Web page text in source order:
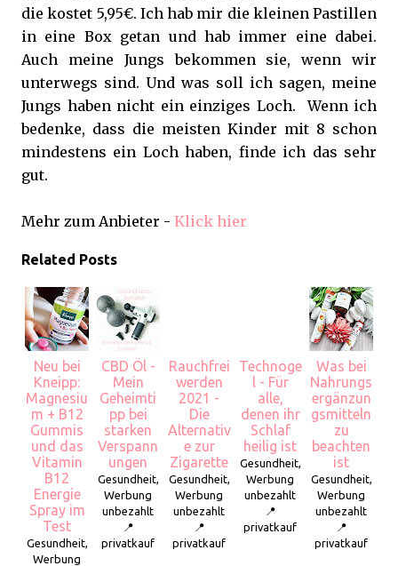
die kostet 5,95€. Ich hab mir die kleinen Pastillen
in eine Box getan und hab immer eine dabei.
Auch meine Jungs bekommen sie, wenn wir
unterwegs sind. Und was soll ich sagen, meine
Jungs haben nicht ein einziges Loch. Wenn ich
bedenke, dass die meisten Kinder mit 8 schon
mindestens ein Loch haben, finde ich das sehr
gut.
Mehr zum Anbieter - Klick hier
Related Posts
Neu bei
Kneipp:
Magnesiu
m + B12
Gummis
und das
Vitamin
B12
Energie
Spray im
Test
Gesundheit,
Werbung
CBD Öl -
Mein
Geheimti
pp bei
starken
Verspann
ungen
Gesundheit,
Werbung
unbezahlt
📍
privatkauf
Rauchfrei
werden
2021 -
Die
Alternativ
e zur
Zigarette
Gesundheit,
Werbung
unbezahlt
📍
privatkauf
Technoge
l - Für
alle,
denen ihr
Schlaf
heilig ist
Gesundheit,
Werbung
unbezahlt
📍
privatkauf
Was bei
Nahrungs
ergänzun
gsmitteln
zu
beachten
ist
Gesundheit,
Werbung
unbezahlt
📍
privatkauf